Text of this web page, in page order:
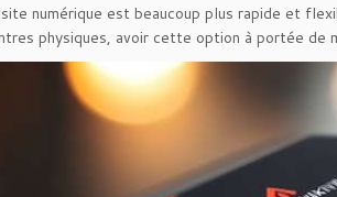
numérique est beaucoup plus rapide et
physiques, avoir cette option à portée